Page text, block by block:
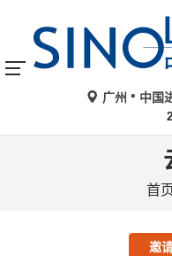
广州
中国
首
邀